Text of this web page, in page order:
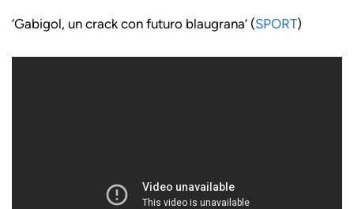
‘Gabigol, un crack con futuro blaugrana’ (SPORT)